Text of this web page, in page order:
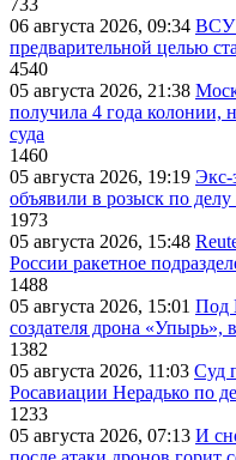
733
06 августа 2026, 09:34 ВСУ
предварительной целью
4540
05 августа 2026, 21:38
получила 4 года колонии,
суда
1460
05 августа 2026, 19:19 Экс-
объявили в розыск по
1973
05 августа 2026, 15:48
России ракетное
1488
05 августа 2026, 15:01 Под
создателя дрона «Упырь»,
1382
05 августа 2026, 11:03 Суд
Росавиации Нерадько по
1233
05 августа 2026, 07:13 И